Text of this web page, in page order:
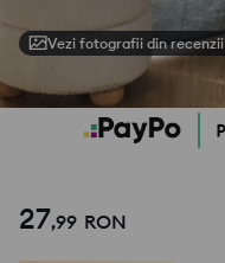
Vezi fotografii din recenzii
27,99 RON